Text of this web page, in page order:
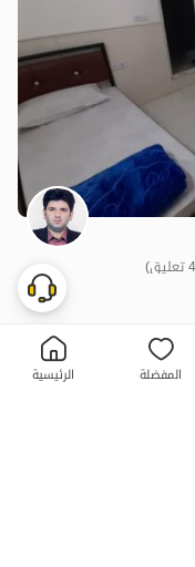
المفضلة الرئيسية